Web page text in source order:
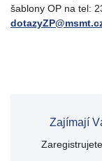
šablony OP na tel:
Zajímají